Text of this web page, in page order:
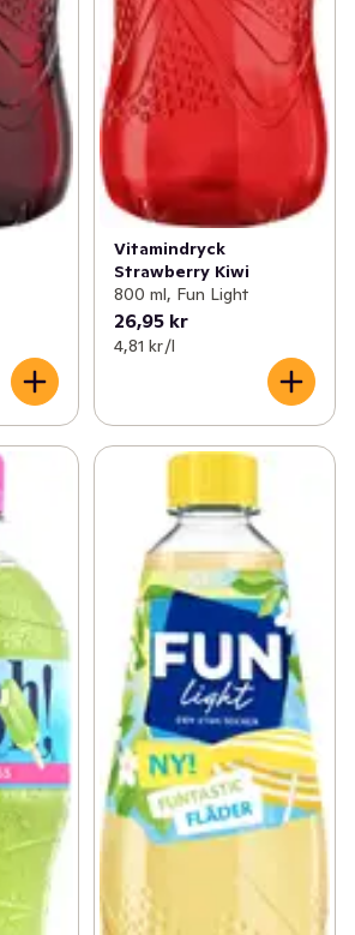
Vitamindryck
Strawberry Kiwi
800 ml, Fun Light
26,95 kr
4,81 kr /l